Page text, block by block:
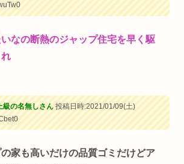
なの断熱のジャップ住宅を早く駆
級の名無しさん投稿日時:2021/01/09(土)
家も高いだけの品質ゴミだけどア